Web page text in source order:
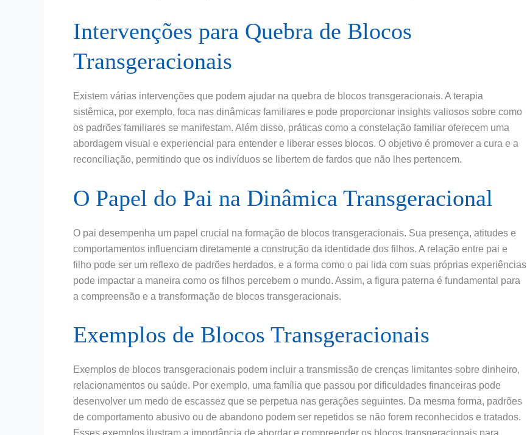
Intervenções para Quebra de Blocos
Transgeracionais
Existem várias intervenções que podem ajudar na quebra de blocos transgeracionais. A terapia
sistêmica, por exemplo, foca nas dinâmicas familiares e pode proporcionar insights valiosos sobre como
os padrões familiares se manifestam. Além disso, práticas como a constelação familiar oferecem uma
abordagem visual e experiencial para entender e liberar esses blocos. O objetivo é promover a cura e a
reconciliação, permitindo que os indivíduos se libertem de fardos que não lhes pertencem.
O Papel do Pai na Dinâmica Transgeracional
O pai desempenha um papel crucial na formação de blocos transgeracionais. Sua presença, atitudes e
comportamentos influenciam diretamente a construção da identidade dos filhos. A relação entre pai e
filho pode ser um reflexo de padrões herdados, e a forma como o pai lida com suas próprias experiências
pode impactar a maneira como os filhos percebem o mundo. Assim, a figura paterna é fundamental para
a compreensão e a transformação de blocos transgeracionais.
Exemplos de Blocos Transgeracionais
Exemplos de blocos transgeracionais podem incluir a transmissão de crenças limitantes sobre dinheiro,
relacionamentos ou saúde. Por exemplo, uma família que passou por dificuldades financeiras pode
desenvolver um medo de escassez que se perpetua nas gerações seguintes. Da mesma forma, padrões
de comportamento abusivo ou de abandono podem ser repetidos se não forem reconhecidos e tratados.